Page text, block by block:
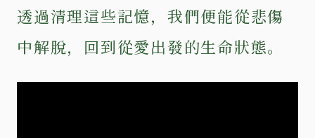
透過清理這些記憶，我們便能從悲傷
中解脫，回到從愛出發的生命狀態。